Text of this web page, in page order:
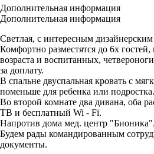
Дополнительная информация
Дополнительная информация
Светлая, с интересным
Комфортно разместятся до 6х
возраста и воспитанных,
за доплату.
В спальне двуспальная кровать с
поменьше для ребенка или подростка.
Во второй комнате два дивана, оба
ТВ и бесплатный Wi - Fi.
Напротив дома мед. центр "Бионика".
Будем рады командированным
документы.